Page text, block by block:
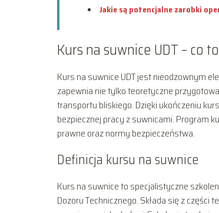
Jakie są potencjalne zarobki
Kurs na suwnice UDT – co
Kurs na suwnice UDT jest nieodzownym
zapewnia nie tylko teoretyczne
transportu bliskiego. Dzięki ukończeniu
bezpiecznej pracy z suwnicami. Program
prawne oraz normy bezpieczeństwa.
Definicja kursu na suwnice
Kurs na suwnice to specjalistyczne
Dozoru Technicznego. Składa się z